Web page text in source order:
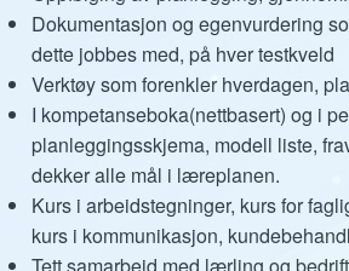
Dokumentasjon og egenvurdering
dette jobbes med, på hver testkveld
Verktøy som forenkler hverdagen,
I kompetanseboka(nettbasert) og i
planleggingsskjema, modell liste,
dekker alle mål i læreplanen.
Kurs i arbeidstegninger, kurs for
kurs i kommunikasjon,